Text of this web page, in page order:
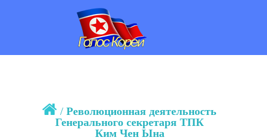
/ Революционная деятельность
Генерального секретаря ТПК
Ким Чен Ына